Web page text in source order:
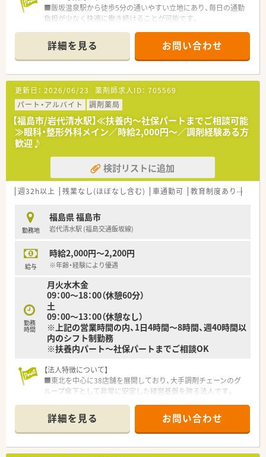
■飯坂温泉駅から徒歩5分の通いやすい立地にあり、毎日の通勤
負担が少なく快適に働き続けることが可能です。
り、一人ひとりの患者様と丁寧に向き合えます。
■老人ホーム等の施設への在宅業務も積極的に行っており、地域
医療の最前線で貢献できるやりがいがあります。
≪こんな方にオススメ≫
■駅近ながら車通勤も相談できるためマイカー通勤をご希望の
方
■ご家庭の事情で平日のみでお仕事をおさがしのかた
■未経験だけど調剤の経験を積んでいきたい方
詳細を見る お問い合わせ
更新日： 2026/06/23 薬剤師求人ID： 705569
パート・アルバイト
調剤薬局
【福島市/岩代清水駅】≪扶養内～社保パートまでご相談可能
≫眼科・整形外科メイン／時給2,000円～／調剤経験ある方
歓迎♪
検討リストに追加
週32h以上 残業なし(ほぼなし含む) 車通勤可 教育制度あり
勤務地
福島県 福島市
岩代清水駅 (福島交通飯坂線)
給与
時給2,000円～2,200円
※年齢・経験により優遇
勤務
時間
月火水木金
09：00～18：00（休憩60分）
土
09：00～13：00（休憩なし）
※上記の営業時間の内、1日4時間～8時間、週40時間以
内のシフト制勤務
※扶養内パート～社保パートまでご相談OK
【法人特徴について】
■東北を中心に38店舗を展開しており、大手調剤チェーンのグ
ループ傘下として非常に安定した経営基盤を誇る法人です。
つけ薬局として身近で頼れる存在を目指し続けています。
■代表取締役も薬剤師免許を保持しており、現場の苦労ややりが
いを深く理解したうえで会社一丸となった運営を行っていま
す。
詳細を見る お問い合わせ